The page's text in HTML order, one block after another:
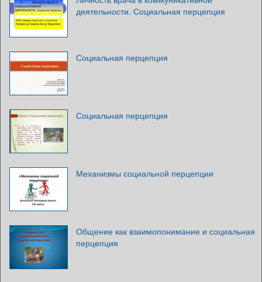
деятельности. Социальная перцепция
Социальная перцепция
Социальная перцепция
Механизмы социальной перцепции
Общение как взаимопонимание и социальная
перцепция